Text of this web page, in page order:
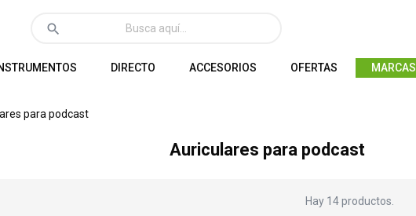
search
DIRECTO ACCESORIOS OFERTAS MARCAS
para podcast
Auriculares para podcast
Hay 14 productos.